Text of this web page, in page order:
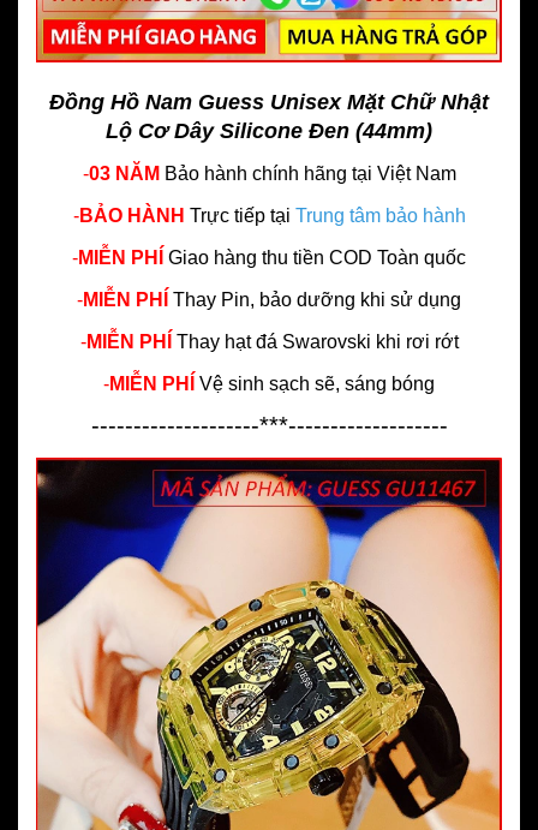
Đồng Hồ Nam Guess Unisex Mặt Chữ Nhật
Lộ Cơ Dây Silicone Đen (44mm)
-03 NĂM Bảo hành chính hãng tại Việt Nam
-BẢO HÀNH Trực tiếp tại Trung tâm bảo hành
-MIỄN PHÍ Giao hàng thu tiền COD Toàn quốc
-MIỄN PHÍ Thay Pin, bảo dưỡng khi sử dụng
-MIỄN PHÍ Thay hạt đá Swarovski khi rơi rớt
-MIỄN PHÍ Vệ sinh sạch sẽ, sáng bóng
--------------------***-------------------